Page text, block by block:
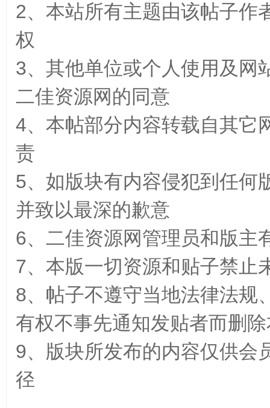
佳
资
2、本站所有主题由该帖子作
权
3、其他单位或个人使用及网
二佳资源网的同意
4、本帖部分内容转载自其它
责
5、如版块有内容侵犯到任何
并致以最深的歉意
6、二佳资源网管理员和版主
7、本版一切资源和贴子禁止
8、帖子不遵守当地法律法规
有权不事先通知发贴者而删
9、版块所发布的内容仅供会
径